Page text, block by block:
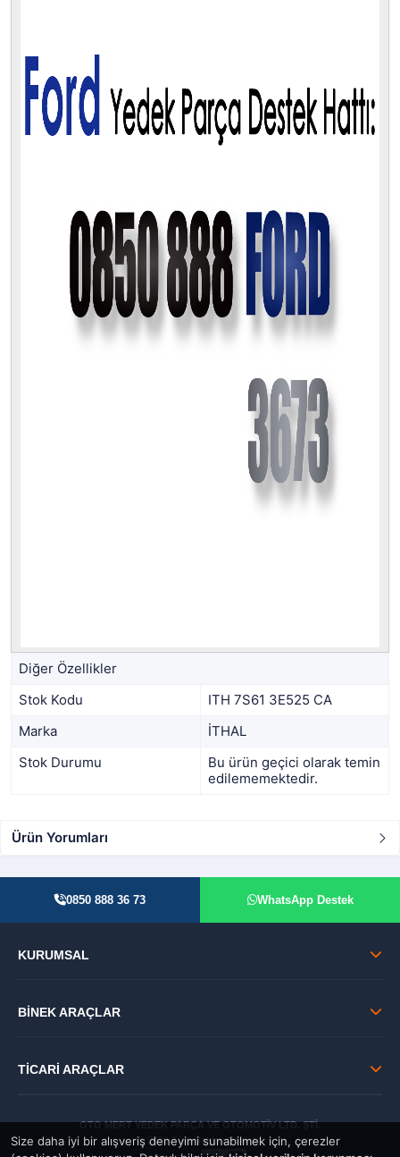
Size daha iyi bir alışveriş deneyimi sunabilmek için, çerezler
Diğer Özellikler
Stok Kodu
ITH 7S61 3E525 CA
Marka
İTHAL
Stok Durumu
Bu ürün geçici olarak temin
edilememektedir.
Ürün Yorumları
0850 888 36 73 WhatsApp Destek
KURUMSAL
BİNEK ARAÇLAR
TİCARİ ARAÇLAR
OTO MERT YEDEK PARÇA VE OTOMOTİV LTD. ŞTİ.
© 2026 Tüm Hakları Saklıdır.